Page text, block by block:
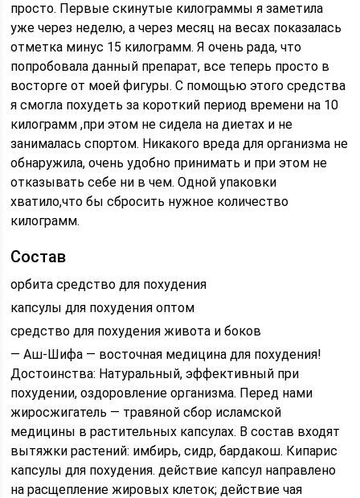
просто. Первые скинутые килограммы я заметила
уже через неделю, а через месяц на весах показалась
отметка минус 15 килограмм. Я очень рада, что
попробовала данный препарат, все теперь просто в
восторге от моей фигуры. С помощью этого средства
я смогла похудеть за короткий период времени на 10
килограмм ,при этом не сидела на диетах и не
занималась спортом. Никакого вреда для организма не
обнаружила, очень удобно принимать и при этом не
отказывать себе ни в чем. Одной упаковки
хватило,что бы сбросить нужное количество
килограмм.
Состав
орбита средство для похудения
капсулы для похудения оптом
средство для похудения живота и боков
— Аш-Шифа — восточная медицина для похудения!
Достоинства: Натуральный, эффективный при
похудении, оздоровление организма. Перед нами
жиросжигатель — травяной сбор исламской
медицины в растительных капсулах. В состав входят
вытяжки растений: имбирь, сидр, бардакош. Кипарис
капсулы для похудения. действие капсул направлено
на расщепление жировых клеток; действие чая